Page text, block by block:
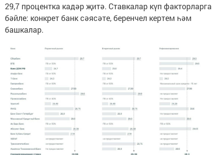
29,7 процентка кадәр җитә. Ставкалар күп факторларга
бәйле: конкрет банк сәясәте, беренчел кертем һәм
башкалар.